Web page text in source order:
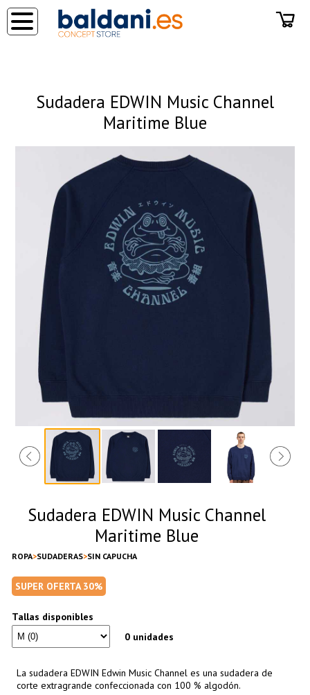
Sudadera EDWIN Music Channel
Maritime Blue
Sudadera EDWIN Music Channel
Maritime Blue
ROPA SUDADERAS SIN CAPUCHA
SUPER OFERTA 30%
Tallas disponibles
0 unidades
La sudadera EDWIN Edwin Music Channel es una sudadera de
corte extragrande confeccionada con 100 % algodón.